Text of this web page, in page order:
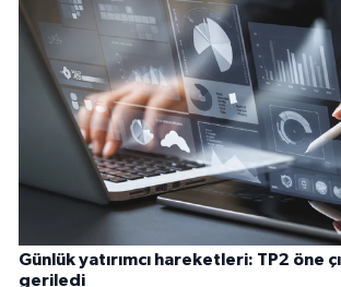
Günlük yatırımcı hareketleri: TP2 öne
geriledi